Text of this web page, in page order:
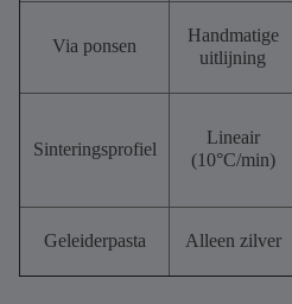
Via ponsen
Handmatige
uitlijning
Sinteringsprofiel
Lineair
(10°C/min)
Geleiderpasta Alleen zilver